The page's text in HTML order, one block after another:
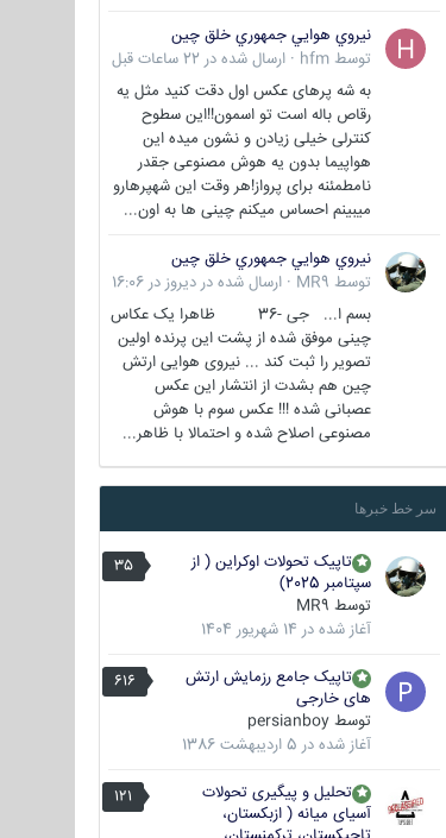
نيروي هوايي جمهوري خلق چين
توسط hfm
· ارسال شده در 22 ساعات قبل
به شه پرهای عکس اول دقت کنید مثل یه
رقاص باله است تو اسمون!!این سطوح
کنترلی خیلی زیادن و نشون میده این
هواپیما بدون یه هوش مصنوعی جقدر
نامطمئنه برای پرواز!هر وقت این شهپرهارو
میبینم احساس میکنم چینی ها به اون...
نيروي هوايي جمهوري خلق چين
توسط MR9
· ارسال شده در دیروز در 16:06
بسم ا... جی -36 ظاهرا یک عکاس
چینی موفق شده از پشت این پرنده اولین
تصویر را ثبت کند ... نیروی هوایی ارتش
چین هم بشدت از انتشار این عکس
عصبانی شده !!! عکس سوم با هوش
مصنوعی اصلاح شده و احتمالا با ظاهر...
سر خط خبرها
35
تاپیک تحولات اوکراین ( از
سپتامبر 2025)
توسط MR9
آغاز شده در 14 شهریور 1404
616
تاپیک جامع رزمایش ارتش
های خارجی
توسط persianboy
آغاز شده در 5 اردیبهشت 1386
121
تحلیل و پیگیری تحولات
آسیای میانه ( ازبکستان،